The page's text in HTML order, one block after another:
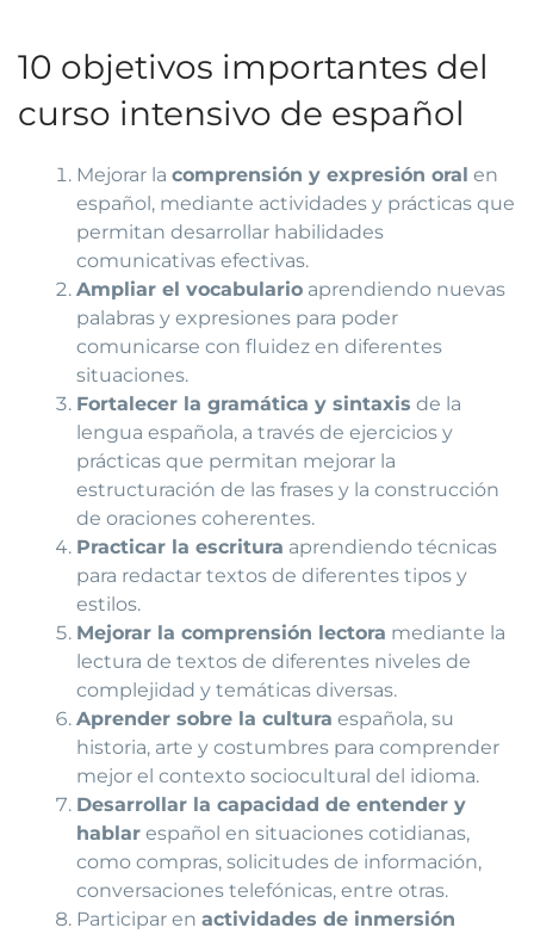
10 objetivos importantes del
curso intensivo de español
Mejorar lacomprensión y expresión oral en
español, mediante actividades y prácticas que
permitan desarrollar habilidades
comunicativas efectivas.
Ampliar el vocabulario aprendiendo nuevas
palabras y expresiones para poder
comunicarse con fluidez en diferentes
situaciones.
Fortalecer la gramática y sintaxis de la
lengua española, a través de ejercicios y
prácticas que permitan mejorar la
estructuración de las frases y la construcción
de oraciones coherentes.
Practicar la escritura aprendiendo técnicas
para redactar textos de diferentes tipos y
estilos.
Mejorar la comprensión lectora mediante la
lectura de textos de diferentes niveles de
complejidad y temáticas diversas.
Aprender sobre la cultura española, su
historia, arte y costumbres para comprender
mejor el contexto sociocultural del idioma.
Desarrollar la capacidad de entender y
hablar español en situaciones cotidianas,
como compras, solicitudes de información,
conversaciones telefónicas, entre otras.
Participar enactividades de inmersión